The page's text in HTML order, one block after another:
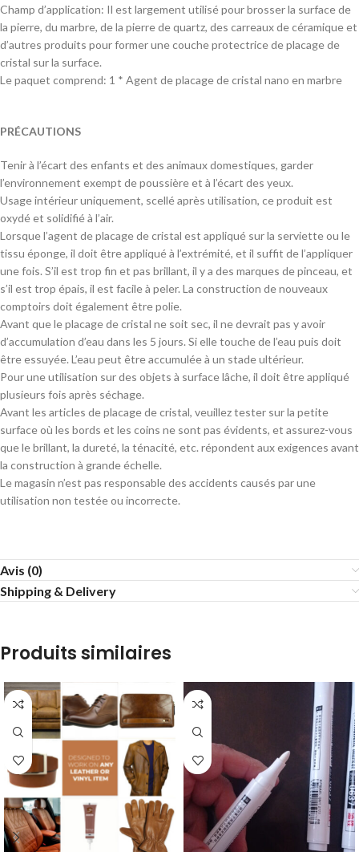
Champ d’application: Il est largement utilisé pour brosser la surface de
la pierre, du marbre, de la pierre de quartz, des carreaux de céramique et
d’autres produits pour former une couche protectrice de placage de
cristal sur la surface.
Le paquet comprend: 1 * Agent de placage de cristal nano en marbre
PRÉCAUTIONS
Tenir à l’écart des enfants et des animaux domestiques, garder
l’environnement exempt de poussière et à l’écart des yeux.
Usage intérieur uniquement, scellé après utilisation, ce produit est
oxydé et solidifié à l’air.
Lorsque l’agent de placage de cristal est appliqué sur la serviette ou le
tissu éponge, il doit être appliqué à l’extrémité, et il suffit de l’appliquer
une fois. S’il est trop fin et pas brillant, il y a des marques de pinceau, et
s’il est trop épais, il est facile à peler. La construction de nouveaux
comptoirs doit également être polie.
Avant que le placage de cristal ne soit sec, il ne devrait pas y avoir
d’accumulation d’eau dans les 5 jours. Si elle touche de l’eau puis doit
être essuyée. L’eau peut être accumulée à un stade ultérieur.
Pour une utilisation sur des objets à surface lâche, il doit être appliqué
plusieurs fois après séchage.
Avant les articles de placage de cristal, veuillez tester sur la petite
surface où les bords et les coins ne sont pas évidents, et assurez-vous
que le brillant, la dureté, la ténacité, etc. répondent aux exigences avant
la construction à grande échelle.
Le magasin n’est pas responsable des accidents causés par une
utilisation non testée ou incorrecte.
Avis (0)
Shipping & Delivery
Produits similaires